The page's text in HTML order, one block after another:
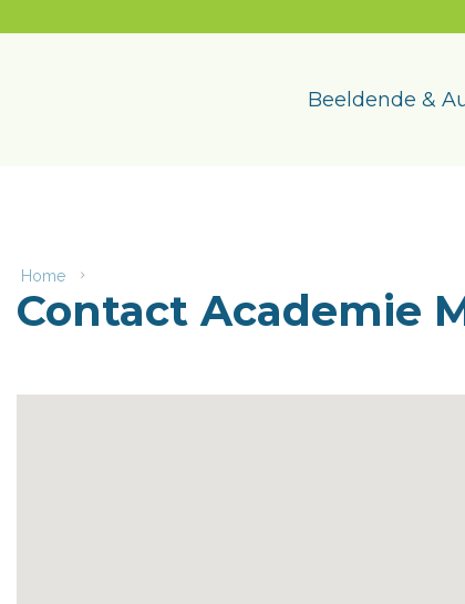
content
Beeldende &
Home
Academie
Maasmechelen
Contact Academie